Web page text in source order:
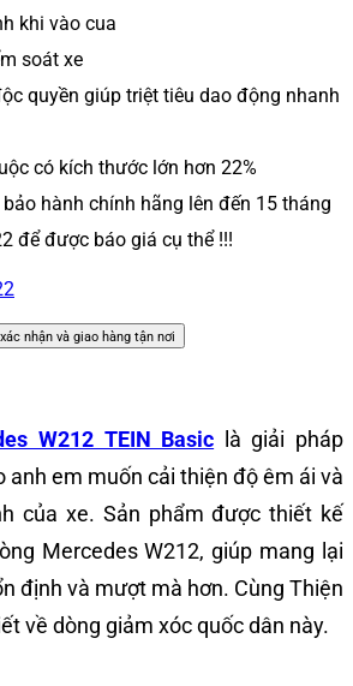
khi vào cua
soát xe
quyền giúp triệt tiêu dao động nhanh
có kích thước lớn hơn 22%
hành chính hãng lên đến 15 tháng
để được báo giá cụ thể !!!
nhận và giao hàng tận nơi
W212 TEIN Basic là giải pháp
anh em muốn cải thiện độ êm ái và
của xe. Sản phẩm được thiết kế
Mercedes W212, giúp mang lại
định và mượt mà hơn. Cùng Thiện
về dòng giảm xóc quốc dân này.